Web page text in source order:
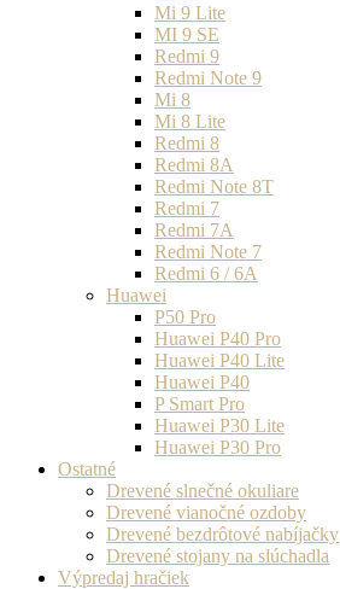
Mi 9 Lite
MI 9 SE
Redmi 9
Redmi Note 9
Mi 8
Mi 8 Lite
Redmi 8
Redmi 8A
Redmi Note 8T
Redmi 7
Redmi 7A
Redmi Note 7
Redmi 6 / 6A
Huawei
P50 Pro
Huawei P40 Pro
Huawei P40 Lite
Huawei P40
P Smart Pro
Huawei P30 Lite
Huawei P30 Pro
Ostatné
Drevené slnečné okuliare
Drevené vianočné ozdoby
Drevené bezdrôtové nabíjačky
Drevené stojany na slúchadla
Výpredaj hračiek